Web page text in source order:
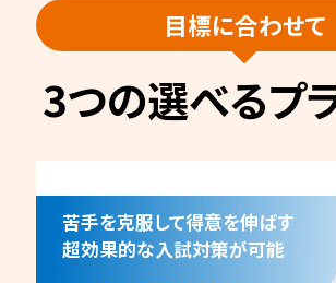
目標に合わせて
3つの選べるプ
苦手を克服して得意を伸ばす
超効果的な入試対策が可能